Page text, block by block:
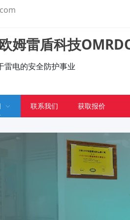
姆雷盾科技
雷电的安全防护事业
联系我们 获取报价